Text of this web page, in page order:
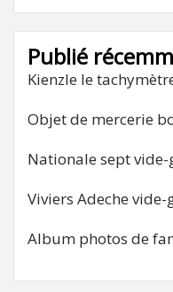
Publié
Kienzle le
Objet de mercerie
Nationale sept
Viviers Adeche
Album photos de